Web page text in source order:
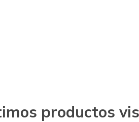
productos